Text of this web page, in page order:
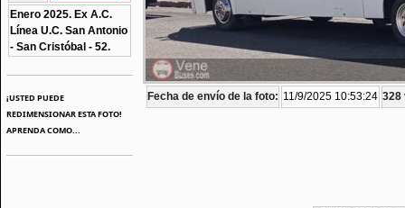
Enero 2025. Ex A.C.
Línea U.C. San Antonio
- San Cristóbal - 52.
¡USTED PUEDE
REDIMENSIONAR ESTA FOTO!
APRENDA COMO...
Fecha de envío de la foto: 11/9/2025 10:53:24 328